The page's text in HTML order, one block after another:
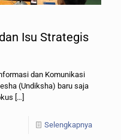
Isu Strategis
dan Komunikasi
(Undiksha) baru saja
[…]
Selengkapnya